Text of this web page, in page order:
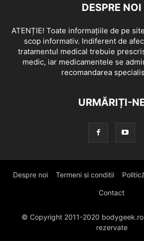
DESPRE NOI
ATENȚIE! Toate informațiile de pe
scop informativ. Indiferent de
tratamentul medical trebuie
medic, iar medicamentele se
recomandarea
URMĂRIȚI-
Despre noi Termeni si conditii
Contact
© Copyright 2011-2020
rezervate